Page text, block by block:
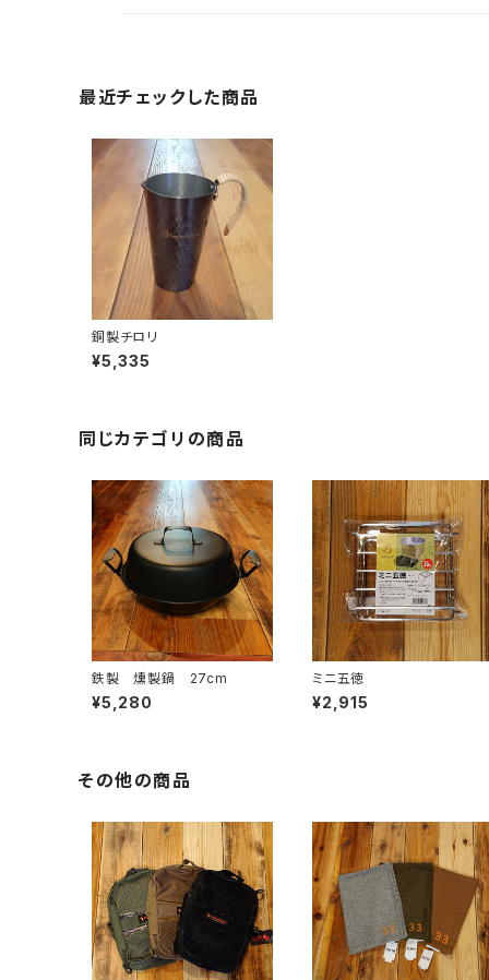
最近チェックした商品
銅製チロリ
¥5,335
同じカテゴリの商品
鉄製 燻製鍋 27cm
¥5,280
ミニ五徳
¥2,915
その他の商品